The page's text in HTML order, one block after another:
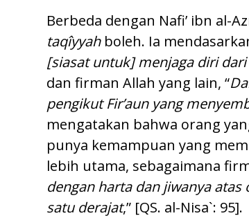
Berbeda dengan Nafi’ ibn al-
taqîyyahboleh. Ia
[siasat untuk] menjaga diri
dan firman Allah yang lain, “
pengikut Fir’aun yang
mengatakan bahwa orang
punya kemampuan yang
lebih utama, sebagaimana
dengan harta dan jiwanya
satu derajat,” [QS. al-Nisa`: 95].